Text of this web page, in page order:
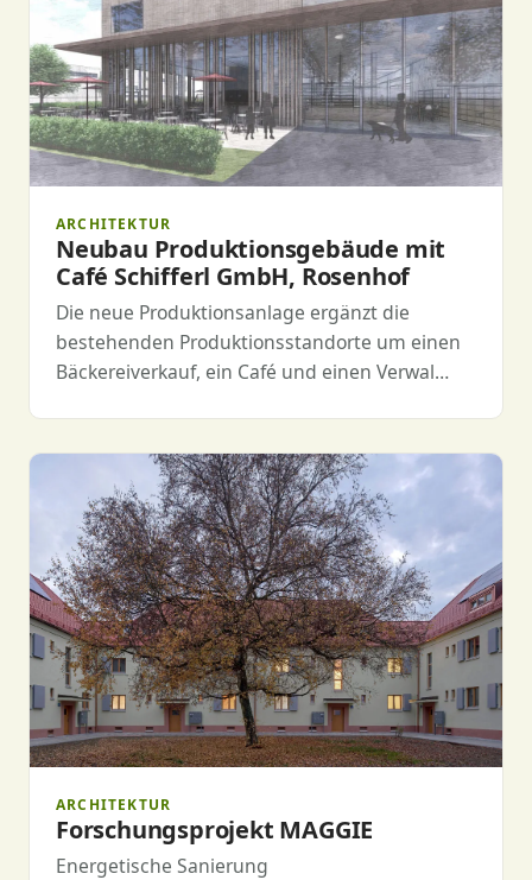
ARCHITEKTUR
Neubau Produktionsgebäude mit
Café Schifferl GmbH, Rosenhof
Die neue Produktionsanlage ergänzt die
bestehenden Produktionsstandorte um einen
Bäckereiverkauf, ein Café und einen Verwal…
ARCHITEKTUR
Forschungsprojekt MAGGIE
Energetische Sanierung